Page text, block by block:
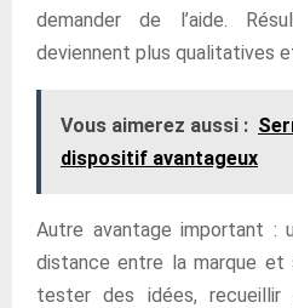
demander de l’aide.
deviennent plus qualitatives
Vous aimerez aussi :
dispositif avantageux
Autre avantage important :
distance entre la marque et
tester des idées, recueillir